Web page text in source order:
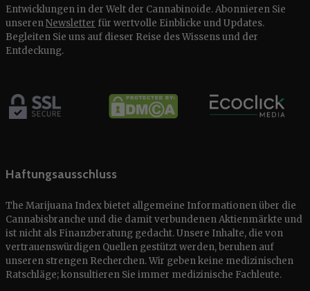
Entwicklungen in der Welt der Cannabinoide. Abonnieren Sie
unserenNewsletter für wertvolle Einblicke und Updates.
Begleiten Sie uns auf dieser Reise des Wissens und der
Entdeckung.
Haftungsausschluss
The Marijuana Index bietet allgemeine Informationen über die
Cannabisbranche und die damit verbundenen Aktienmärkte und
ist nicht als Finanzberatung gedacht. Unsere Inhalte, die von
vertrauenswürdigen Quellen gestützt werden, beruhen auf
unseren strengen Recherchen. Wir geben keine medizinischen
Ratschläge; konsultieren Sie immer medizinische Fachleute.